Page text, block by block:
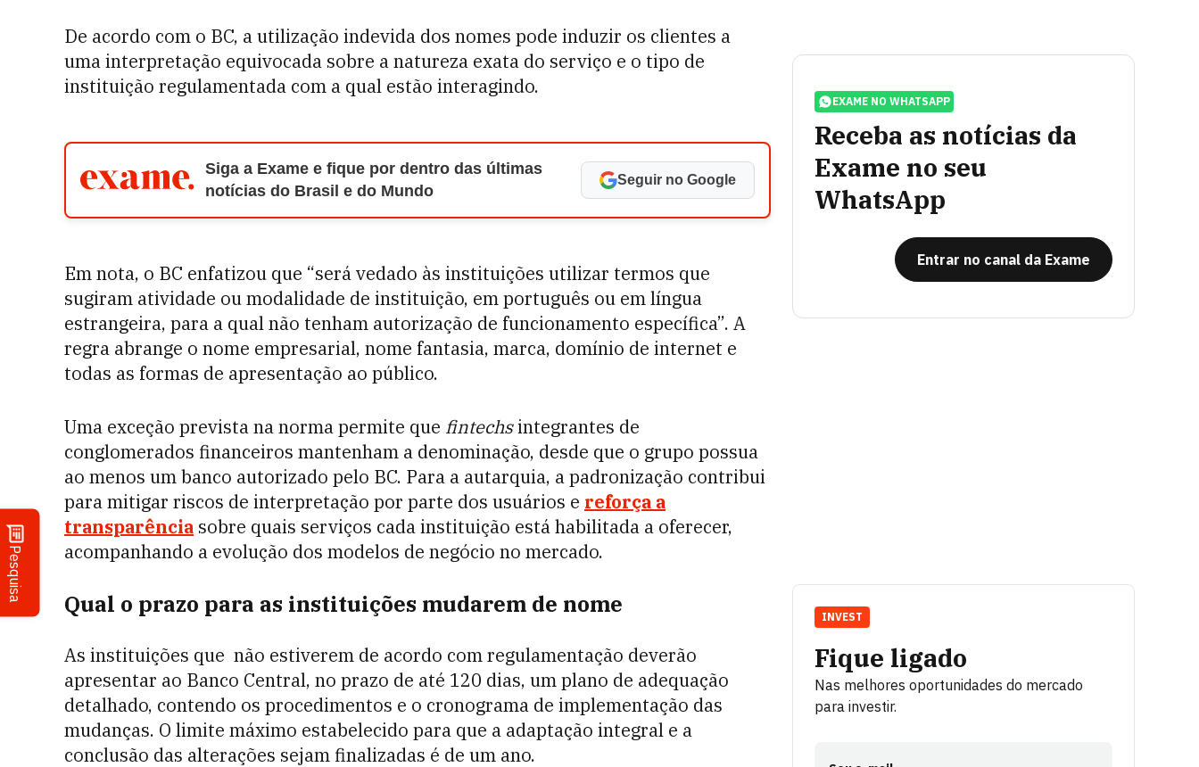
Pesquisa
De acordo com o BC, a utilização indevida dos nomes pode induzir os clientes a
uma interpretação equivocada sobre a natureza exata do serviço e o tipo de
instituição regulamentada com a qual estão interagindo.
Siga a Exame e fique por dentro das últimas
notícias do Brasil e do Mundo
Seguir no Google
Em nota, o BC enfatizou que “será vedado às instituições utilizar termos que
sugiram atividade ou modalidade de instituição, em português ou em língua
estrangeira, para a qual não tenham autorização de funcionamento específica”. A
regra abrange o nome empresarial, nome fantasia, marca, domínio de internet e
todas as formas de apresentação ao público.
Uma exceção prevista na norma permite que fintechsintegrantes de
conglomerados financeiros mantenham a denominação, desde que o grupo possua
ao menos um banco autorizado pelo BC. Para a autarquia, a padronização contribui
para mitigar riscos de interpretação por parte dos usuários e reforça a
transparência sobre quais serviços cada instituição está habilitada a oferecer,
acompanhando a evolução dos modelos de negócio no mercado.
Qual o prazo para as instituições mudarem de nome
As instituições que não estiverem de acordo com regulamentação deverão
apresentar ao Banco Central, no prazo de até 120 dias, um plano de adequação
detalhado, contendo os procedimentos e o cronograma de implementação das
mudanças. O limite máximo estabelecido para que a adaptação integral e a
conclusão das alterações sejam finalizadas é de um ano.
EXAME NO WHATSAPP
Receba as notícias da
Exame no seu
WhatsApp
Entrar no canal da Exame
Fique ligado
Nas melhores oportunidades do mercado
para investir.
INVEST